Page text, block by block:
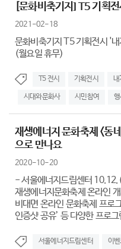
[문화비축기지] T5 기획
2021-02-18
문화비축기지 T5 기획전시 '
(월요일 휴무)
T5 전시 기획전시 내
시대와문화사 시민참여
재생에너지 문화축제 <동
으로 만나요
2020-10-20
- 서울에너지드림센터
재생에너지문화축제 온라인
비대면 온라인 문화축제 프로
인증샷 공유’ 등 다양한 프로
서울에너지드림센터 이